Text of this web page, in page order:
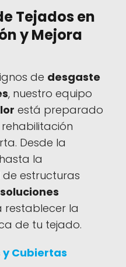
Tejados en
y Mejora
de desgaste
, nuestro equipo
está preparado
Desde la
hasta la
estructuras
soluciones
restablecer la
de tu tejado.
y Cubiertas